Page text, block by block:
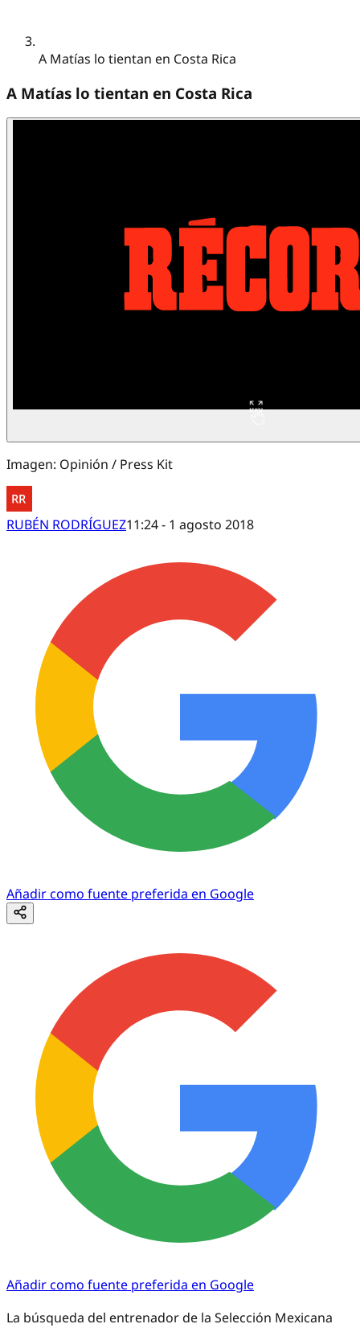
A Matías lo tientan en Costa Rica
A Matías lo tientan en Costa Rica
Imagen: Opinión / Press Kit
RUBÉN RODRÍGUEZ11:24 - 1 agosto 2018
Añadir como fuente preferida en Google
Añadir como fuente preferida en Google
La búsqueda del entrenador de la Selección Mexicana